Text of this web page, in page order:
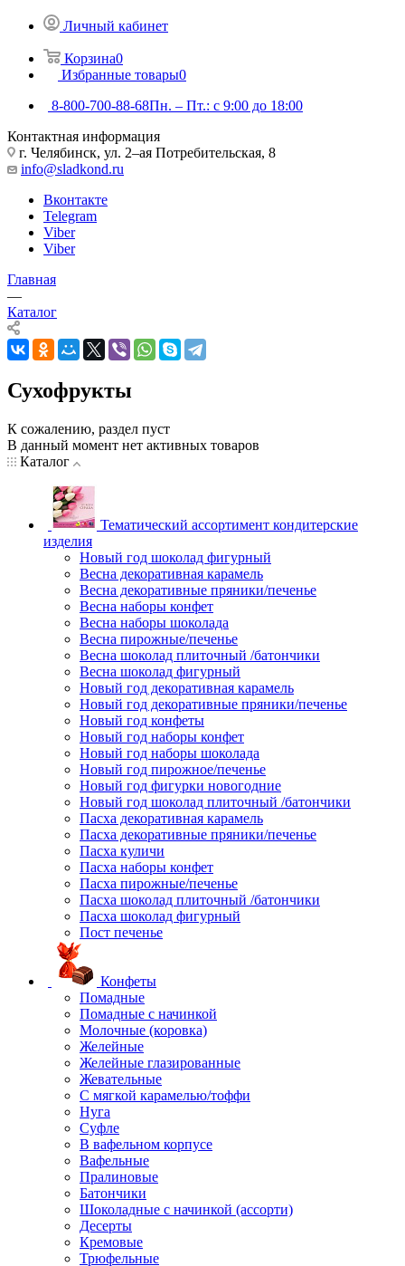
Личный кабинет
Корзина0
Избранные товары0
8-800-700-88-68Пн. – Пт.: с 9:00 до 18:00
Контактная информация
г. Челябинск, ул. 2–ая Потребительская, 8
info@sladkond.ru
Вконтакте
Telegram
Viber
Viber
Главная
—
Каталог
Сухофрукты
К сожалению, раздел пуст
В данный момент нет активных товаров
Каталог
Тематический ассортимент кондитерские
изделия
Новый год шоколад фигурный
Весна декоративная карамель
Весна декоративные пряники/печенье
Весна наборы конфет
Весна наборы шоколада
Весна пирожные/печенье
Весна шоколад плиточный /батончики
Весна шоколад фигурный
Новый год декоративная карамель
Новый год декоративные пряники/печенье
Новый год конфеты
Новый год наборы конфет
Новый год наборы шоколада
Новый год пирожное/печенье
Новый год фигурки новогодние
Новый год шоколад плиточный /батончики
Пасха декоративная карамель
Пасха декоративные пряники/печенье
Пасха куличи
Пасха наборы конфет
Пасха пирожные/печенье
Пасха шоколад плиточный /батончики
Пасха шоколад фигурный
Пост печенье
Конфеты
Помадные
Помадные с начинкой
Молочные (коровка)
Желейные
Желейные глазированные
Жевательные
С мягкой карамелью/тоффи
Нуга
Суфле
В вафельном корпусе
Вафельные
Пралиновые
Батончики
Шоколадные с начинкой (ассорти)
Десерты
Кремовые
Трюфельные